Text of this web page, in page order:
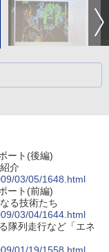
ート(後編)
介
03/05/1648.html
ート(前編)
る技術たち
03/04/1644.html
隊列走行など「エネ